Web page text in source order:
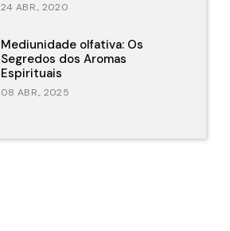
24 ABR., 2020
Mediunidade olfativa: Os
Segredos dos Aromas
Espirituais
08 ABR., 2025